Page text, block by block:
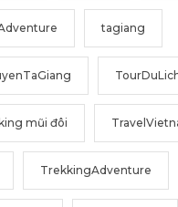
tagiang
mũi đôi
TrekkingAdventure